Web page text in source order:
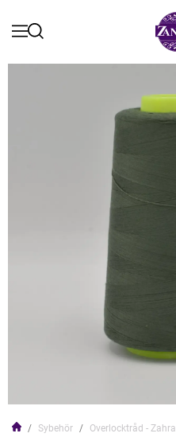
Sybehör Overlocktråd - Zahra